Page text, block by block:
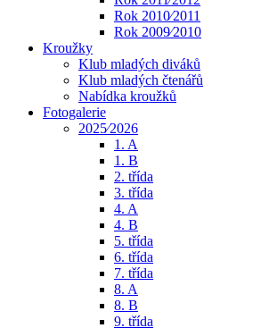
Rok 2010⁄2011
Rok 2009⁄2010
Kroužky
Klub mladých diváků
Klub mladých čtenářů
Nabídka kroužků
Fotogalerie
2025⁄2026
1. A
1. B
2. třída
3. třída
4. A
4. B
5. třída
6. třída
7. třída
8. A
8. B
9. třída